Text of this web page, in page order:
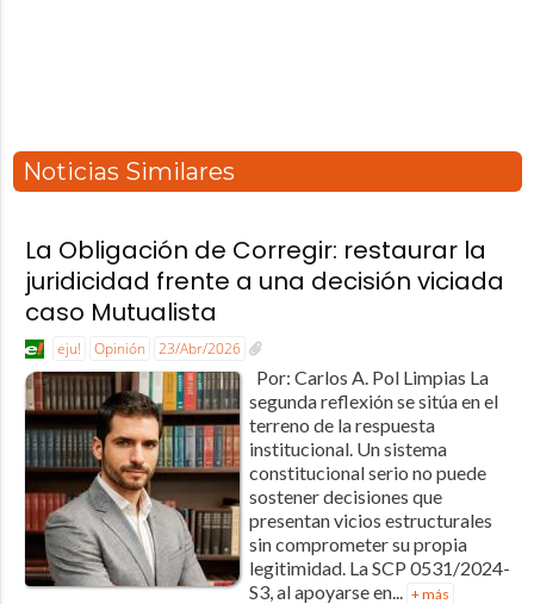
Noticias Similares
La Obligación de Corregir: restaurar la
juridicidad frente a una decisión viciada
caso Mutualista
eju! Opinión 23/Abr/2026
Por: Carlos A. Pol Limpias La
segunda reflexión se sitúa en el
terreno de la respuesta
institucional. Un sistema
constitucional serio no puede
sostener decisiones que
presentan vicios estructurales
sin comprometer su propia
legitimidad. La SCP 0531/2024-
S3, al apoyarse en... + más